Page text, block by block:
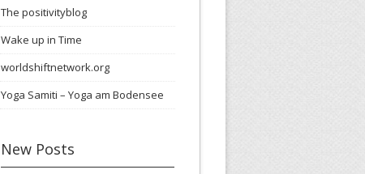
The positivityblog
Wake up in Time
worldshiftnetwork.org
Yoga Samiti – Yoga am Bodensee
New Posts